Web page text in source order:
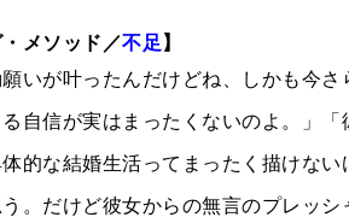
・メソッド／不足 】
願いが叶ったんだけどね、しかも今
自信が実はまったくないのよ。」
的な結婚生活ってまったく描けな
。だけど彼女からの無言のプレッシ